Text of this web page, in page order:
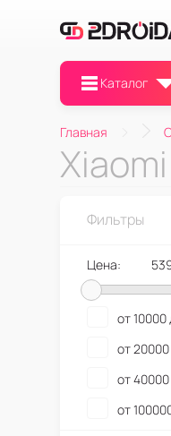
Каталог
Главная
Фильтры
Цена:
от
от
от
от